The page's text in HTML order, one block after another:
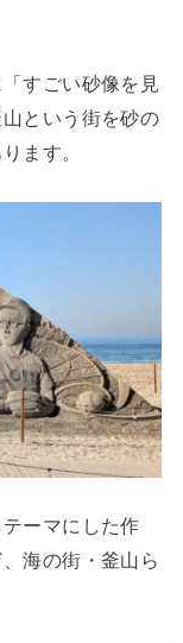
すごい砂像を見
という街を砂の
ます。
ーマにした作
海の街・釜山ら